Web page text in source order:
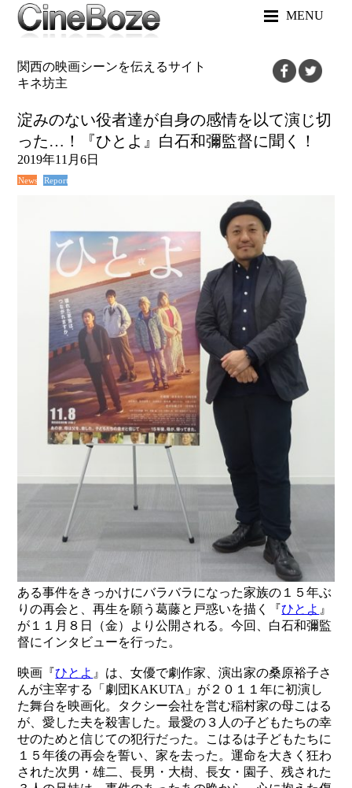
MENU
関西の映画シーンを伝えるサイト
キネ坊主
淀みのない役者達が自身の感情を以て演じ切
った…！『ひとよ』白石和彌監督に聞く！
2019年11月6日
News Report
ある事件をきっかけにバラバラになった家族の１５年ぶ
りの再会と、再生を願う葛藤と戸惑いを描く『ひとよ 』
が１１月８日（金）より公開される。今回、白石和彌監
督にインタビューを行った。
映画『ひとよ 』は、女優で劇作家、演出家の桑原裕子さ
んが主宰する「劇団KAKUTA」が２０１１年に初演し
た舞台を映画化。タクシー会社を営む稲村家の母こはる
が、愛した夫を殺害した。最愛の３人の子どもたちの幸
せのためと信じての犯行だった。こはるは子どもたちに
１５年後の再会を誓い、家を去った。運命を大きく狂わ
された次男・雄二、長男・大樹、長女・園子、残された